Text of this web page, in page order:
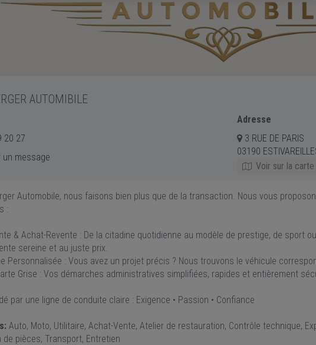
AUTOMIBILE
20 27
un message
Adresse
3 RUE DE PARIS
03190
Voir sur la carte
Automobile, nous faisons bien plus que de la transaction. Nous vous
:
& Achat-Revente : De la citadine quotidienne au modèle de prestige, de sport
sereine et au juste prix.
Personnalisée : Vous avez un projet précis ? Nous trouvons le véhicule
Grise : Vos démarches administratives simplifiées, rapides et entièrement
par une ligne de conduite claire : Exigence • Passion • Confiance
Auto, Moto, Utilitaire, Achat-Vente, Atelier de restauration, Contrôle technique,
de pièces, Transport, Entretien